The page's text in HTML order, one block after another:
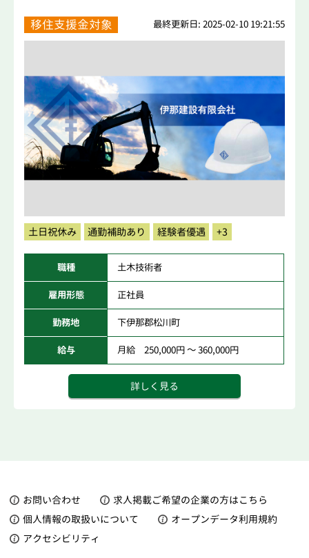
移住支援金対象 最終更新日: 2025-02-10 19:21:55
土日祝休み 通勤補助あり 経験者優遇 +3
職種 土木技術者
雇用形態 正社員
勤務地 下伊那郡松川町
給与 月給 250,000円 ～ 360,000円
詳しく見る
お問い合わせ
求人掲載ご希望の企業の方はこちら
個人情報の取扱いについて
オープンデータ利用規約
アクセシビリティ